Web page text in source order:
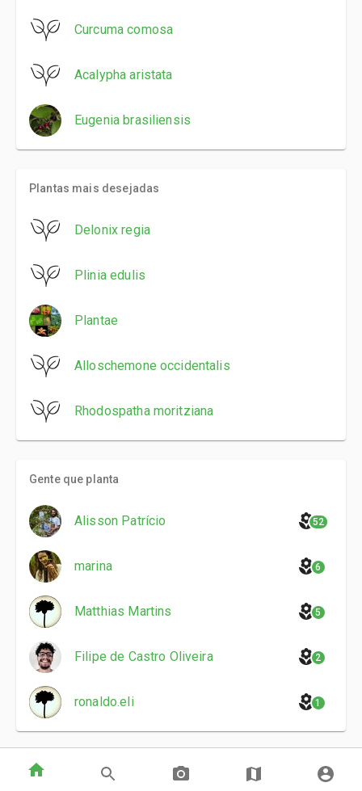
Curcuma comosa
Acalypha aristata
Eugenia brasiliensis
Plantas mais desejadas
Delonix regia
Plinia edulis
Plantae
Alloschemone occidentalis
Rhodospatha moritziana
Gente que planta
Alisson Patrício 52
marina 6
Matthias Martins 5
Filipe de Castro Oliveira 2
ronaldo.eli 1